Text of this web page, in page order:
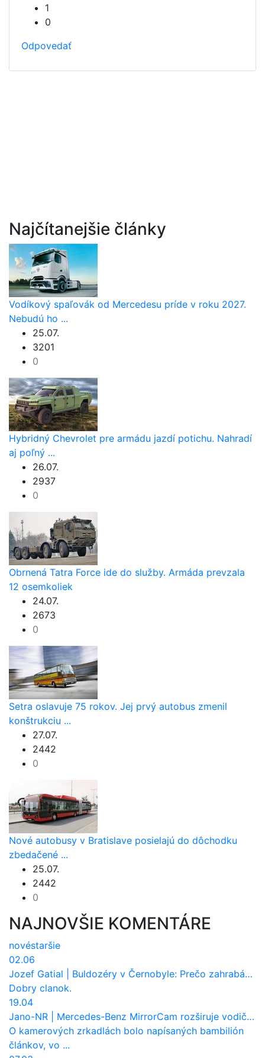
1
0
Odpovedať
Najčítanejšie články
Vodíkový spaľovák od Mercedesu príde v roku 2027.
Nebudú ho ...
25.07.
3201
0
Hybridný Chevrolet pre armádu jazdí potichu. Nahradí
aj poľný ...
26.07.
2937
0
Obrnená Tatra Force ide do služby. Armáda prevzala
12 osemkoliek
24.07.
2673
0
Setra oslavuje 75 rokov. Jej prvý autobus zmenil
konštrukciu ...
27.07.
2442
0
Nové autobusy v Bratislave posielajú do dôchodku
zbedačené ...
25.07.
2442
0
NAJNOVŠIE KOMENTÁRE
novéstaršie
02.06
Jozef Gatial
Buldozéry v Černobyle: Prečo zahrabávali Červený les pod zem?
Dobry clanok.
19.04
Jano-NR
Mercedes-Benz MirrorCam rozširuje vodičovi výhľad a uberá autobusom odpor vzduchu
O kamerových zrkadlách bolo napísaných bambilión
článkov, vo ...